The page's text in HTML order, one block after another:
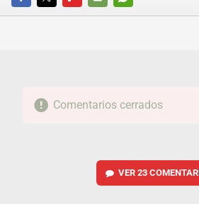
FACEBOOKTWITTERFLIPBOARD
E-
WHATSAPP
Comentarios cerrados
VER 23